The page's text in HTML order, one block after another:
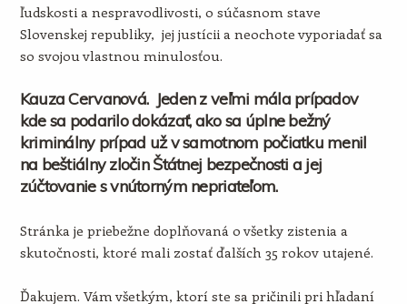
ľudskosti a nespravodlivosti, o súčasnom stave
Slovenskej republiky, jej justícii a neochote vyporiadať sa
so svojou vlastnou minulosťou.
Kauza Cervanová. Jeden z veľmi mála prípadov
kde sa podarilo dokázať, ako sa úplne bežný
kriminálny prípad už v samotnom počiatku menil
na beštiálny zločin Štátnej bezpečnosti a jej
zúčtovanie s vnútorným nepriateľom.
Stránka je priebežne doplňovaná o všetky zistenia a
skutočnosti, ktoré mali zostať ďalších 35 rokov utajené.
Ďakujem. Vám všetkým, ktorí ste sa pričinili pri hľadaní